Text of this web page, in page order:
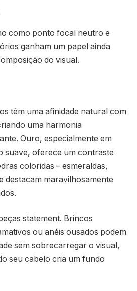
como ponto focal neutro e
ganham um papel ainda
do visual.
têm uma afinidade natural com
uma harmonia
Ouro, especialmente em
suave, oferece um contraste
coloridas – esmeraldas,
destacam maravilhosamente
statement. Brincos
ou anéis ousados podem
sem sobrecarregar o visual,
seu cabelo cria um fundo